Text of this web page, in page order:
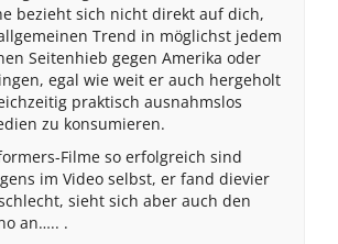
bezieht sich nicht direkt auf dich,
Trend in möglichst jedem
Seitenhieb gegen Amerika oder
egal wie weit er auch hergeholt
praktisch ausnahmslos
zu konsumieren.
Filme so erfolgreich sind
im Video selbst, er fand dievier
sieht sich aber auch den
an….. .